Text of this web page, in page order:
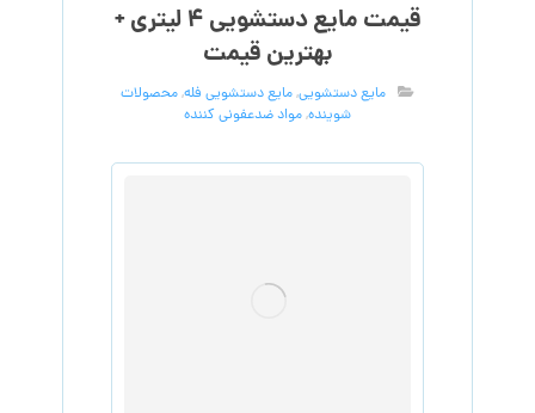
قیمت مایع دستشویی ۴ لیتری +
بهترین قیمت
مایع دستشویی,مایع دستشویی فله,محصولات
شوینده,مواد ضدعفونی کننده